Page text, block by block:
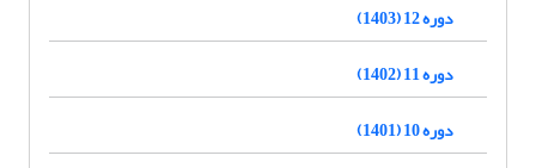
دوره 12 (1403)
دوره 11 (1402)
دوره 10 (1401)